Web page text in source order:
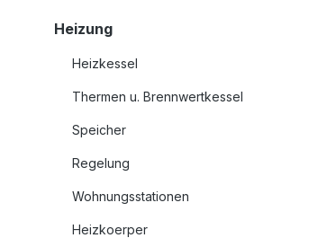
Heizung
Heizkessel
Thermen u. Brennwertkessel
Speicher
Regelung
Wohnungsstationen
Heizkoerper